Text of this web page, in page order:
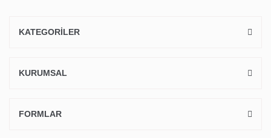
KATEGORİLER
KURUMSAL
FORMLAR